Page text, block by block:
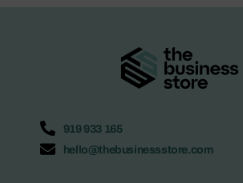
919 933 165
hello@thebusinessstore.com